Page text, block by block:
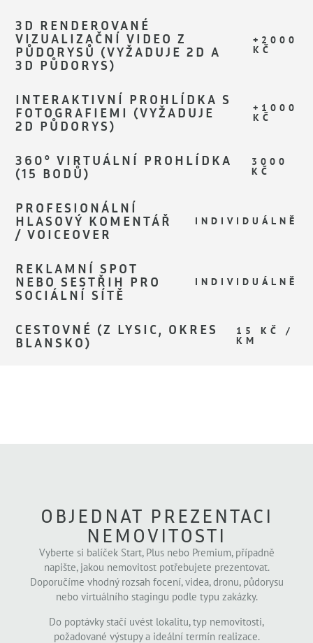
3D RENDEROVANÉ
VIZUALIZAČNÍ VIDEO Z
PŮDORYSŮ (VYŽADUJE 2D A
3D PŮDORYS)
+2000
KČ
INTERAKTIVNÍ PROHLÍDKA S
FOTOGRAFIEMI (VYŽADUJE
2D PŮDORYS)
+1000
KČ
360° VIRTUÁLNÍ PROHLÍDKA
(15 BODŮ)
3000
KČ
PROFESIONÁLNÍ
HLASOVÝ KOMENTÁŘ
/ VOICEOVER
INDIVIDUÁLNĚ
REKLAMNÍ SPOT
NEBO SESTŘIH PRO
SOCIÁLNÍ SÍTĚ
INDIVIDUÁLNĚ
CESTOVNÉ (Z LYSIC, OKRES
BLANSKO)
15 KČ /
KM
OBJEDNAT PREZENTACI
NEMOVITOSTI
Vyberte si balíček Start, Plus nebo Premium, případně
napište, jakou nemovitost potřebujete prezentovat.
Doporučíme vhodný rozsah focení, videa, dronu, půdorysu
nebo virtuálního stagingu podle typu zakázky.
Do poptávky stačí uvést lokalitu, typ nemovitosti,
požadované výstupy a ideální termín realizace.